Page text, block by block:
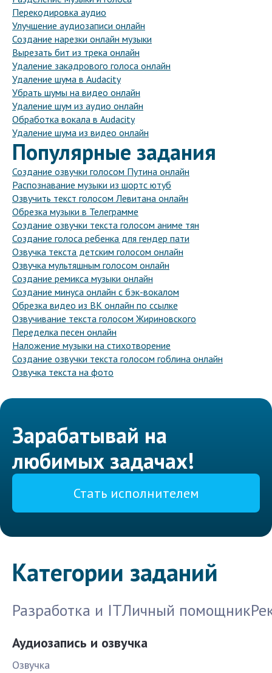
Перекодировка аудио
Улучшение аудиозаписи онлайн
Создание нарезки онлайн музыки
Вырезать бит из трека онлайн
Удаление закадрового голоса онлайн
Удаление шума в Audacity
Убрать шумы на видео онлайн
Удаление шум из аудио онлайн
Обработка вокала в Audacity
Удаление шума из видео онлайн
Популярные задания
Создание озвучки голосом Путина онлайн
Распознавание музыки из шортс ютуб
Озвучить текст голосом Левитана онлайн
Обрезка музыки в Телеграмме
Создание озвучки текста голосом аниме тян
Создание голоса ребенка для гендер пати
Озвучка текста детским голосом онлайн
Озвучка мультяшным голосом онлайн
Создание ремикса музыки онлайн
Создание минуса онлайн с бэк-вокалом
Обрезка видео из ВК онлайн по ссылке
Озвучивание текста голосом Жириновского
Переделка песен онлайн
Наложение музыки на стихотворение
Создание озвучки текста голосом гоблина онлайн
Озвучка текста на фото
Зарабатывай на
любимых задачах!
Стать исполнителем
Категории заданий
Разработка и ITЛичный помощник
Аудиозапись и озвучка
Озвучка